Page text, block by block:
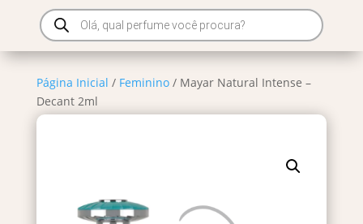
Pesquisar
produtos
Página Inicial / Feminino/ Mayar Natural Intense –
Decant 2ml